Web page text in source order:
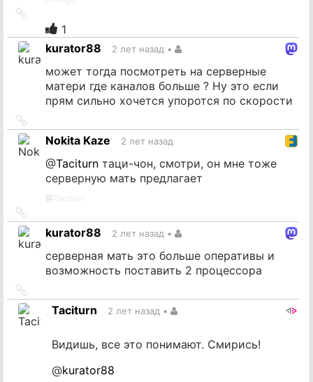
источник
1
kurator88
2 лет назад •
может тогда посмотреть на серверные
матери где каналов больше ? Ну это если
прям сильно хочется упоротся по скорости
на
источник
Nokita Kaze 2 лет назад
@Taciturn таци-чон, смотри, он мне тоже
серверную мать предлагает
@
на
источник
kurator88 2 лет назад •
серверная мать это больше оперативы и
возможность поставить 2 процессора
на
источникTaciturn 2 лет назад •
Видишь, все это понимают. Смирись!
@kurator88